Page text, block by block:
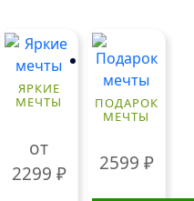
ЯРКИЕ
МЕЧТЫ
от
2299 ₽
ПОДАРОК
МЕЧТЫ
2599 ₽